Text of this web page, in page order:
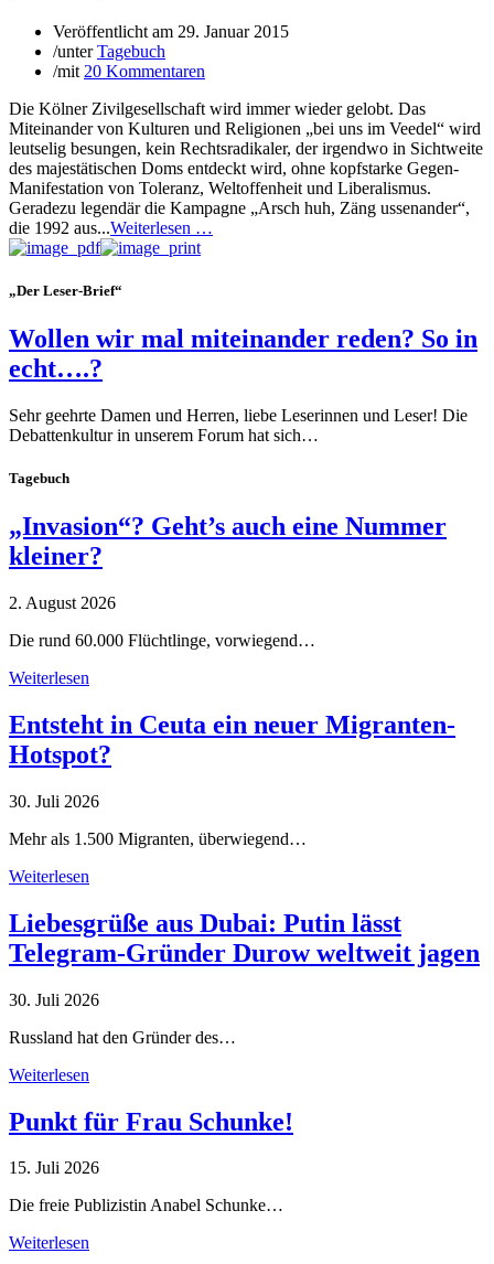
Veröffentlicht am 29. Januar 2015
/unterTagebuch
/mit 20 Kommentaren
Die Kölner Zivilgesellschaft wird immer wieder gelobt. Das
Miteinander von Kulturen und Religionen „bei uns im Veedel“ wird
leutselig besungen, kein Rechtsradikaler, der irgendwo in Sichtweite
des majestätischen Doms entdeckt wird, ohne kopfstarke Gegen-
Manifestation von Toleranz, Weltoffenheit und Liberalismus.
Geradezu legendär die Kampagne „Arsch huh, Zäng ussenander“,
die 1992 aus...Weiterlesen …
„Der Leser-Brief“
Wollen wir mal miteinander reden? So in
echt….?
Sehr geehrte Damen und Herren, liebe Leserinnen und Leser! Die
Debattenkultur in unserem Forum hat sich…
Tagebuch
„Invasion“? Geht’s auch eine Nummer
kleiner?
2. August 2026
Die rund 60.000 Flüchtlinge, vorwiegend…
Weiterlesen
Entsteht in Ceuta ein neuer Migranten-
Hotspot?
30. Juli 2026
Mehr als 1.500 Migranten, überwiegend…
Weiterlesen
Liebesgrüße aus Dubai: Putin lässt
Telegram-Gründer Durow weltweit jagen
30. Juli 2026
Russland hat den Gründer des…
Weiterlesen
Punkt für Frau Schunke!
15. Juli 2026
Die freie Publizistin Anabel Schunke…
Weiterlesen